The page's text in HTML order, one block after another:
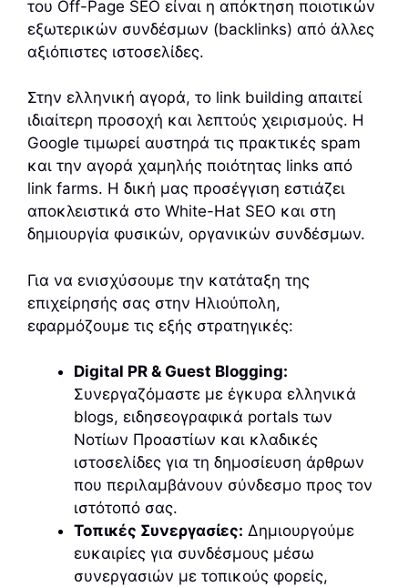
του Off-Page SEO είναι η απόκτηση ποιοτικών
εξωτερικών συνδέσμων (backlinks) από άλλες
αξιόπιστες ιστοσελίδες.
Στην ελληνική αγορά, το link building απαιτεί
ιδιαίτερη προσοχή και λεπτούς χειρισμούς. Η
Google τιμωρεί αυστηρά τις πρακτικές spam
και την αγορά χαμηλής ποιότητας links από
link farms. Η δική μας προσέγγιση εστιάζει
αποκλειστικά στο White-Hat SEO και στη
δημιουργία φυσικών, οργανικών συνδέσμων.
Για να ενισχύσουμε την κατάταξη της
επιχείρησής σας στην Ηλιούπολη,
εφαρμόζουμε τις εξής στρατηγικές:
Digital PR & Guest Blogging:
Συνεργαζόμαστε με έγκυρα ελληνικά
blogs, ειδησεογραφικά portals των
Νοτίων Προαστίων και κλαδικές
ιστοσελίδες για τη δημοσίευση άρθρων
που περιλαμβάνουν σύνδεσμο προς τον
ιστότοπό σας.
Τοπικές Συνεργασίες: Δημιουργούμε
ευκαιρίες για συνδέσμους μέσω
συνεργασιών με τοπικούς φορείς,